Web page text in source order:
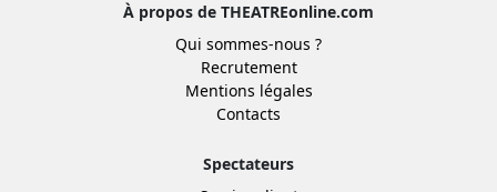
À propos de THEATREonline.com
Qui sommes-nous ?
Recrutement
Mentions légales
Contacts
Spectateurs